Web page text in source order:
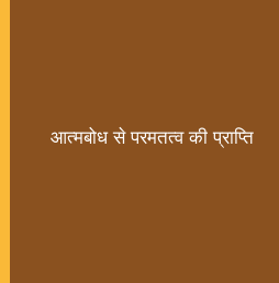
आत्मबोध से परमतत्व की प्राप्ति